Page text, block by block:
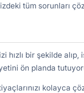
tüm sorunları
hızlı bir şekilde
ön planda
kolayca